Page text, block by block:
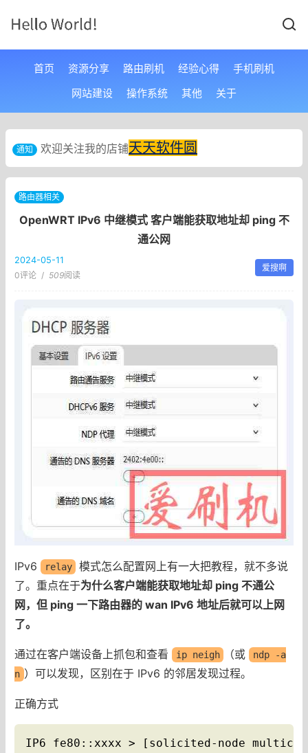
首页 资源分享 路由刷机 经验心得
手机刷机
网站建设
操作系统 其他 关于
通知 欢迎关注我的店铺天天软件圆
路由器相关
OpenWRT IPv6 中继模式 客户端能获取地址却 ping 不
通公网
2024-05-11
0评论 / 509阅读
爱搜啊
IPv6 relay
模式怎么配置网上有一大把教程，就不多说
了。重点在于为什么客户端能获取地址却 ping 不通公
网，但 ping 一下路由器的 wan IPv6 地址后就可以上网
了。
通过在客户端设备上抓包和查看 ip neigh （或 ndp -a
n ）可以发现，区别在于 IPv6 的邻居发现过程。
正确方式
IP6 fe80::xxxx > [solicited-node